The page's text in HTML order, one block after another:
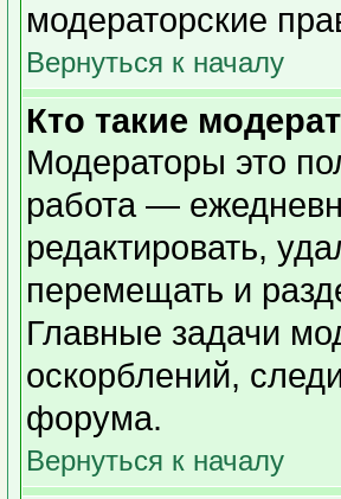
модераторские
Вернуться к началу
Кто такие
Модераторы это
работа —
редактировать,
перемещать и
Главные задачи
оскорблений,
форума.
Вернуться к началу